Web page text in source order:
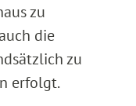
zu
die
zu
erfolgt.